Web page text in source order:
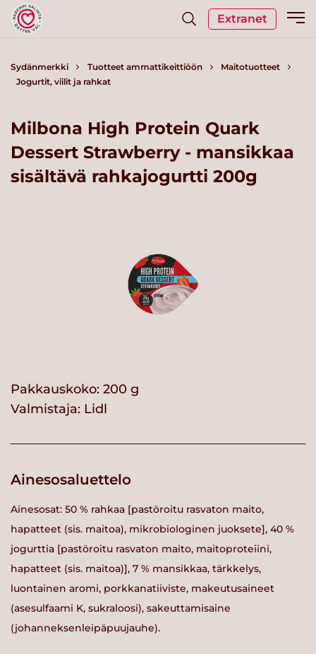
Extranet
Sydänmerkki Tuotteet ammattikeittiöön
Maitotuotteet
Jogurtit, viilit ja rahkat
Milbona High Protein Quark
Dessert Strawberry - mansikkaa
sisältävä rahkajogurtti 200g
Pakkauskoko: 200 g
Valmistaja: Lidl
Ainesosaluettelo
Ainesosat: 50 % rahkaa [pastöroitu rasvaton maito,
hapatteet (sis. maitoa), mikrobiologinen juoksete], 40 %
jogurttia [pastöroitu rasvaton maito, maitoproteiini,
hapatteet (sis. maitoa)], 7 % mansikkaa, tärkkelys,
luontainen aromi, porkkanatiiviste, makeutusaineet
(asesulfaami K, sukraloosi), sakeuttamisaine
(johanneksenleipäpuujauhe).